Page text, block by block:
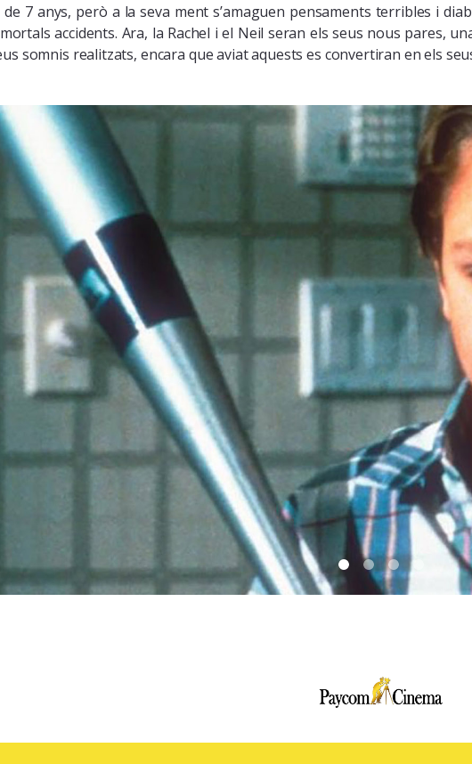
7 anys, però a la seva ment s’amaguen pensaments terribles i
accidents. Ara, la Rachel i el Neil seran els seus nous pares,
somnis realitzats, encara que aviat aquests es convertiran en els
Multimedia